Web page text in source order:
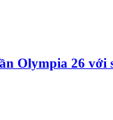
Olympia 26 với